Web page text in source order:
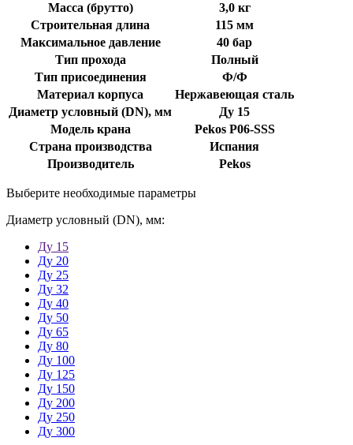
Масса (брутто)
3,0 кг
Строительная длина
115 мм
Максимальное давление
40 бар
Тип прохода
Полный
Тип присоединения
Ф/Ф
Материал корпуса
Нержавеющая сталь
Диаметр условный (DN), мм
Ду 15
Модель крана
Pekos P06-SSS
Страна производства
Испания
Производитель
Pekos
Выберите необходимые параметры
Диаметр условный (DN), мм:
Ду 15
Ду 20
Ду 25
Ду 32
Ду 40
Ду 50
Ду 65
Ду 80
Ду 100
Ду 125
Ду 150
Ду 200
Ду 250
Ду 300